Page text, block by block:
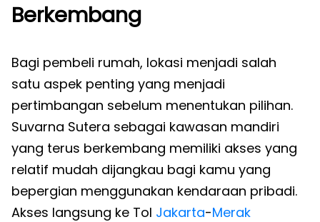
Berkembang
Bagi pembeli rumah, lokasi menjadi salah
satu aspek penting yang menjadi
pertimbangan sebelum menentukan pilihan.
Suvarna Sutera sebagai kawasan mandiri
yang terus berkembang memiliki akses yang
relatif mudah dijangkau bagi kamu yang
bepergian menggunakan kendaraan pribadi.
Akses langsung ke Tol Jakarta-Merak